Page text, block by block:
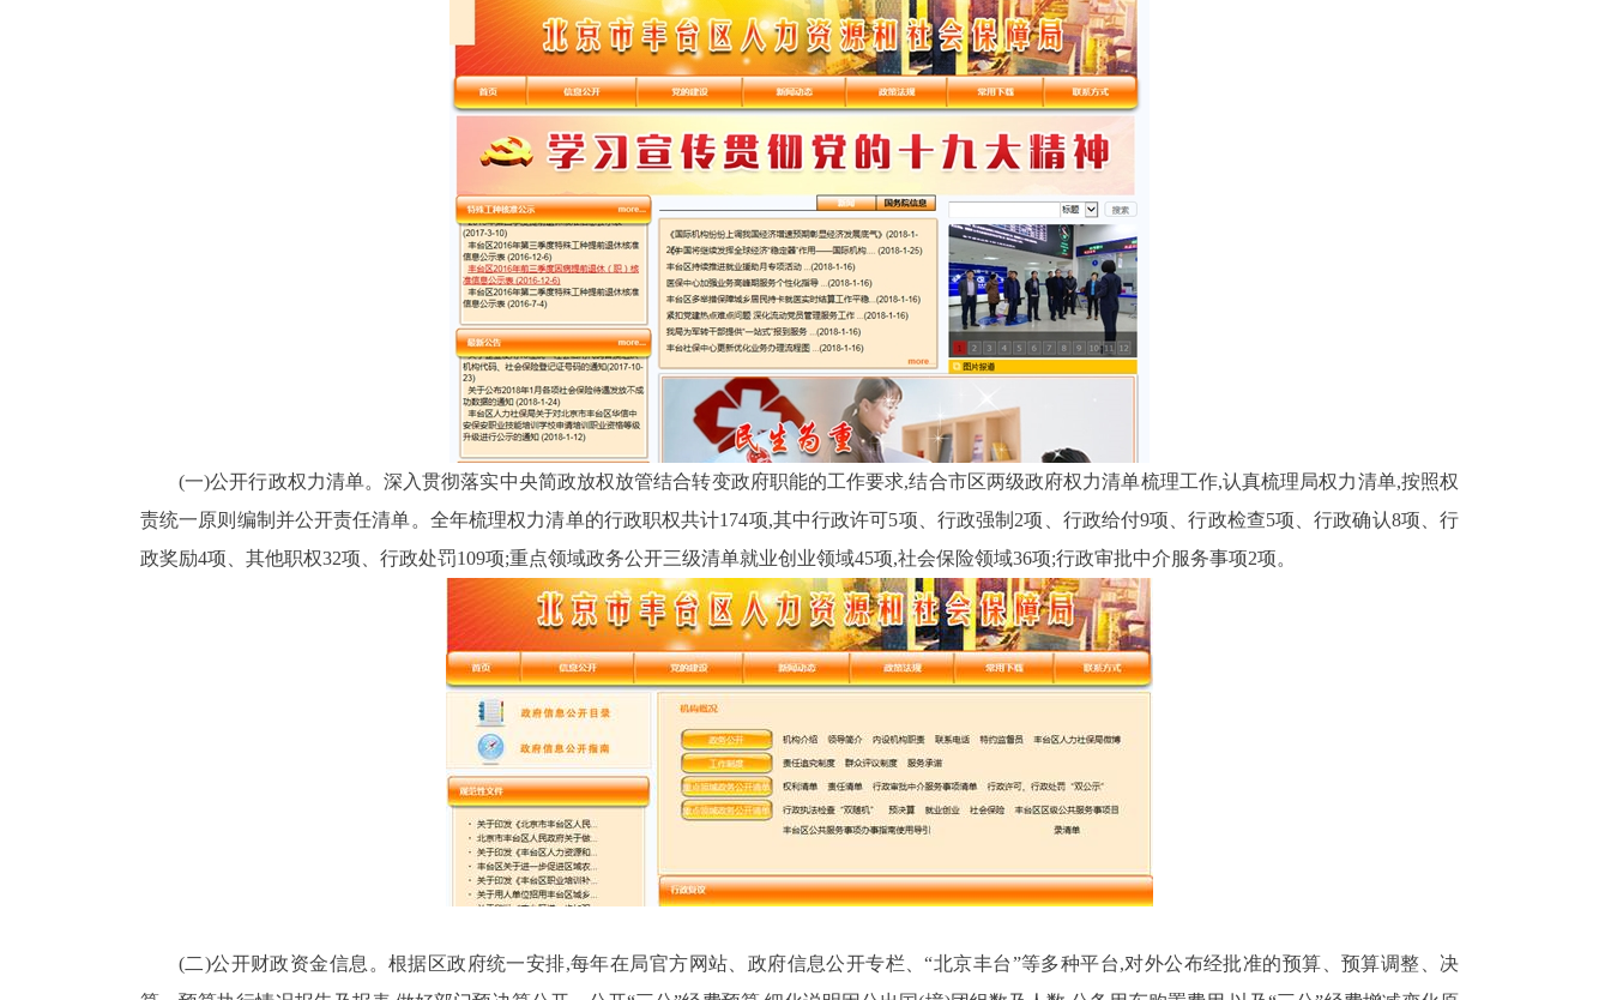
(一)公开行政权力清单。深入贯彻落实中央简政放权放管结合转变政府职能的工作要求,结合市区两级政府权力清单梳理工作,认真梳理局权力清单,按照权
责统一原则编制并公开责任清单。全年梳理权力清单的行政职权共计174项,其中行政许可5项、行政强制 2项、行政给付9项、行政检查5项、行政确认8项、行
政奖励4项、其他职权32项、行政处罚109项;重点领域政务公开三级清单就业创业领域45项,社会保险领域36项;行政审批中介服务事项2项。
(二)公开财政资金信息。 根据区政府统一安排,每年在局官方网站、政府信息公开专栏、“北京丰台”等多种平台,对外公布经批准的预算、预算调整、决